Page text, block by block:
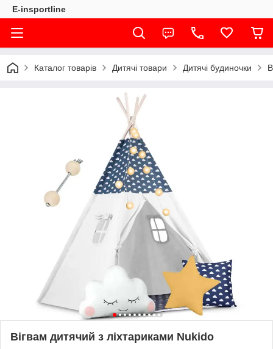
E-insportline
Каталог товарів Дитячі товари Дитячі будиночки
Вігвам дитячий з ліхтариками Nukido